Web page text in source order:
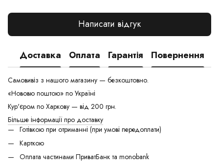
Написати відгук
Доставка Оплата Гарантія Повернення
Самовивіз з нашого магазину — безкоштовно.
«Нововю поштою» по Україні
Кур'єром по Харкову — від 200 грн.
Більше інформації про доставку
Готівкою при отриманні (при умові передоплати)
Карткою
Оплата частинами ПриватБанк та monobank